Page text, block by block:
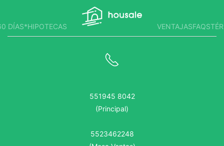
DÍAS*HIPOTECAS VENTAJASFAQS
551945 8042
(Principal)
5523462248